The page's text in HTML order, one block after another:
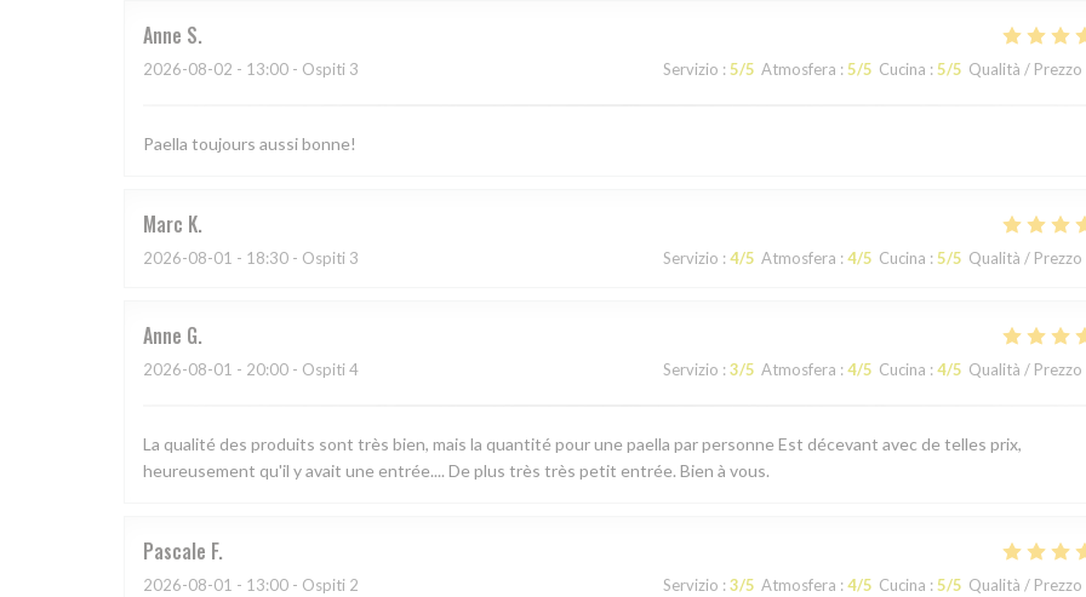
Anne S
2026-08-02 - 13:00 - Ospiti 3 Servizio : 5/5 Atmosfera : 5/5 Cucina : 5/5 Qualità / Prezzo
Paella toujours aussi bonne!
Marc K
2026-08-01 - 18:30 - Ospiti 3 Servizio : 4/5 Atmosfera : 4/5 Cucina : 5/5 Qualità / Prezzo
Anne G
2026-08-01 - 20:00 - Ospiti 4 Servizio : 3/5 Atmosfera : 4/5 Cucina : 4/5 Qualità / Prezzo
La qualité des produits sont très bien, mais la quantité pour une paella par personne Est décevant avec de telles prix,
heureusement qu'il y avait une entrée.... De plus très très petit entrée. Bien à vous.
Pascale F
2026-08-01 - 13:00 - Ospiti 2 Servizio : 3/5 Atmosfera : 4/5 Cucina : 5/5 Qualità / Prezzo